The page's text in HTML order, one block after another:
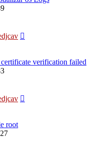
verification failed
root